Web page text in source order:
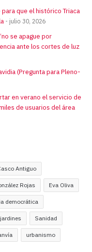
que el histórico Triaca
julio 30, 2026
se apague por
ante los cortes de luz
(Pregunta para Pleno-
en verano el servicio de
de usuarios del área
Antiguo
Rojas Eva Oliva
democrática
Sanidad
urbanismo